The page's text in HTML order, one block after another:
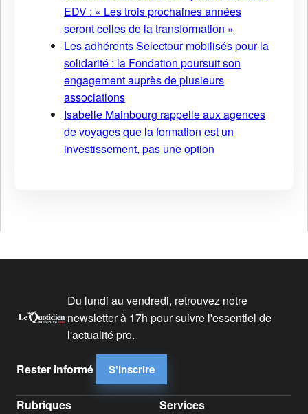
EDV : « Les trois prochaines années
seront celles de la transformation »
Les adhérents Selectour mobilisés pour la
solidarité : la Fondation poursuit son
engagement auprès de plusieurs
associations
Isabelle Mainbourg rappelle aux agences
de voyages que la formation est un
investissement, pas une option
Du lundi au vendredi, retrouvez notre
newsletter à 17h pour suivre l'essentiel de
l'actualité pro.
Rester informé S'inscrire
Rubriques Services